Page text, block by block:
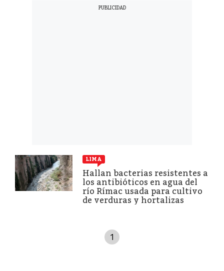
LIMA
Hallan bacterias resistentes a
los antibióticos en agua del
río Rímac usada para cultivo
de verduras y hortalizas
1